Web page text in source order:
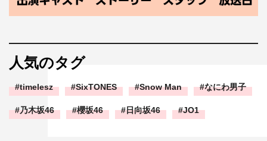
https://www.instagram.com/nesomagic72/
池田メルダTwitter：
https://www.instagram.com/meruda__ikeda/
この記事の写真
人気のタグ
timelesz SixTONES Snow Man なにわ男子
乃木坂46 櫻坂46 日向坂46 JO1